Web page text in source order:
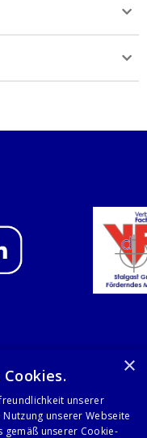
×
unserer
unserer Webseite
gemäß unserer Cookie-